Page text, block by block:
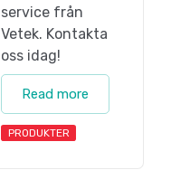
service från
Vetek. Kontakta
oss idag!
Read more
PRODUKTER